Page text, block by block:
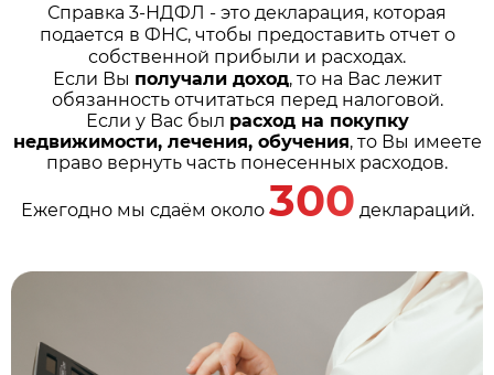
Справка 3-НДФЛ - это декларация, которая
подается в ФНС, чтобы предоставить отчет о
собственной прибыли и расходах.
Если Вы получали доход, то на Вас лежит
обязанность отчитаться перед налоговой.
Если у Вас был расход на покупку
недвижимости, лечения, обучения, то Вы имеете
право вернуть часть понесенных расходов.
Ежегодно мы сдаём около 300 деклараций.